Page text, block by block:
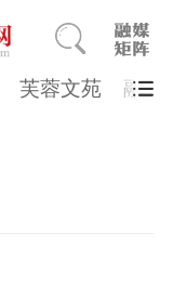
芙蓉文苑 融媒